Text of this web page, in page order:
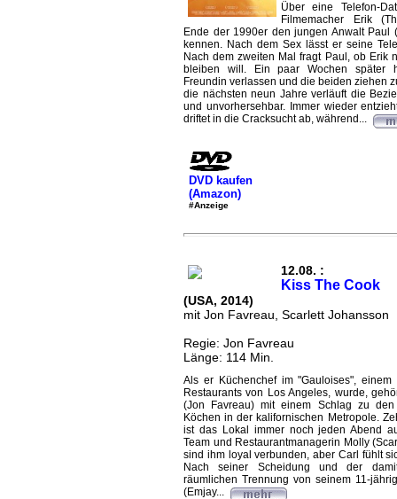
Über eine Telefon-
Filmemacher Erik
Ende der 1990er den jungen Anwalt Paul
kennen. Nach dem Sex lässt er seine
Nach dem zweiten Mal fragt Paul, ob Erik
bleiben will. Ein paar Wochen später
Freundin verlassen und die beiden ziehen
die nächsten neun Jahre verläuft die
und unvorhersehbar. Immer wieder
driftet in die Cracksucht ab, während...
DVD kaufen
(Amazon)
#Anzeige
12.08. :
Kiss The Cook
(USA, 2014)
mit Jon Favreau, Scarlett Johansson
Regie: Jon Favreau
Länge: 114 Min.
Als er Küchenchef im "Gauloises", einem
Restaurants von Los Angeles, wurde,
(Jon Favreau) mit einem Schlag zu den
Köchen in der kalifornischen Metropole.
ist das Lokal immer noch jeden Abend
Team und Restaurantmanagerin Molly
sind ihm loyal verbunden, aber Carl fühlt
Nach seiner Scheidung und der
räumlichen Trennung von seinem 11-
(Emjay...